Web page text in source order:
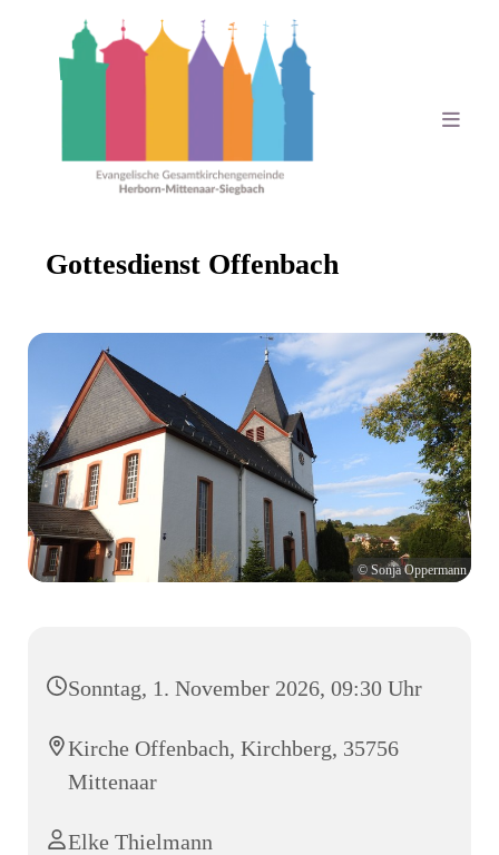
Gottesdienst Offenbach
© Sonja Oppermann
Sonntag, 1. November 2026, 09:30 Uhr
Kirche Offenbach, Kirchberg, 35756
Mittenaar
Elke Thielmann